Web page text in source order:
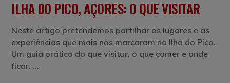
ILHA DO PICO, AÇORES: O QUE VISITAR
Neste artigo pretendemos partilhar os lugares e as
experiências que mais nos marcaram na Ilha do Pico.
Um guia prático do que visitar, o que comer e onde
ficar.